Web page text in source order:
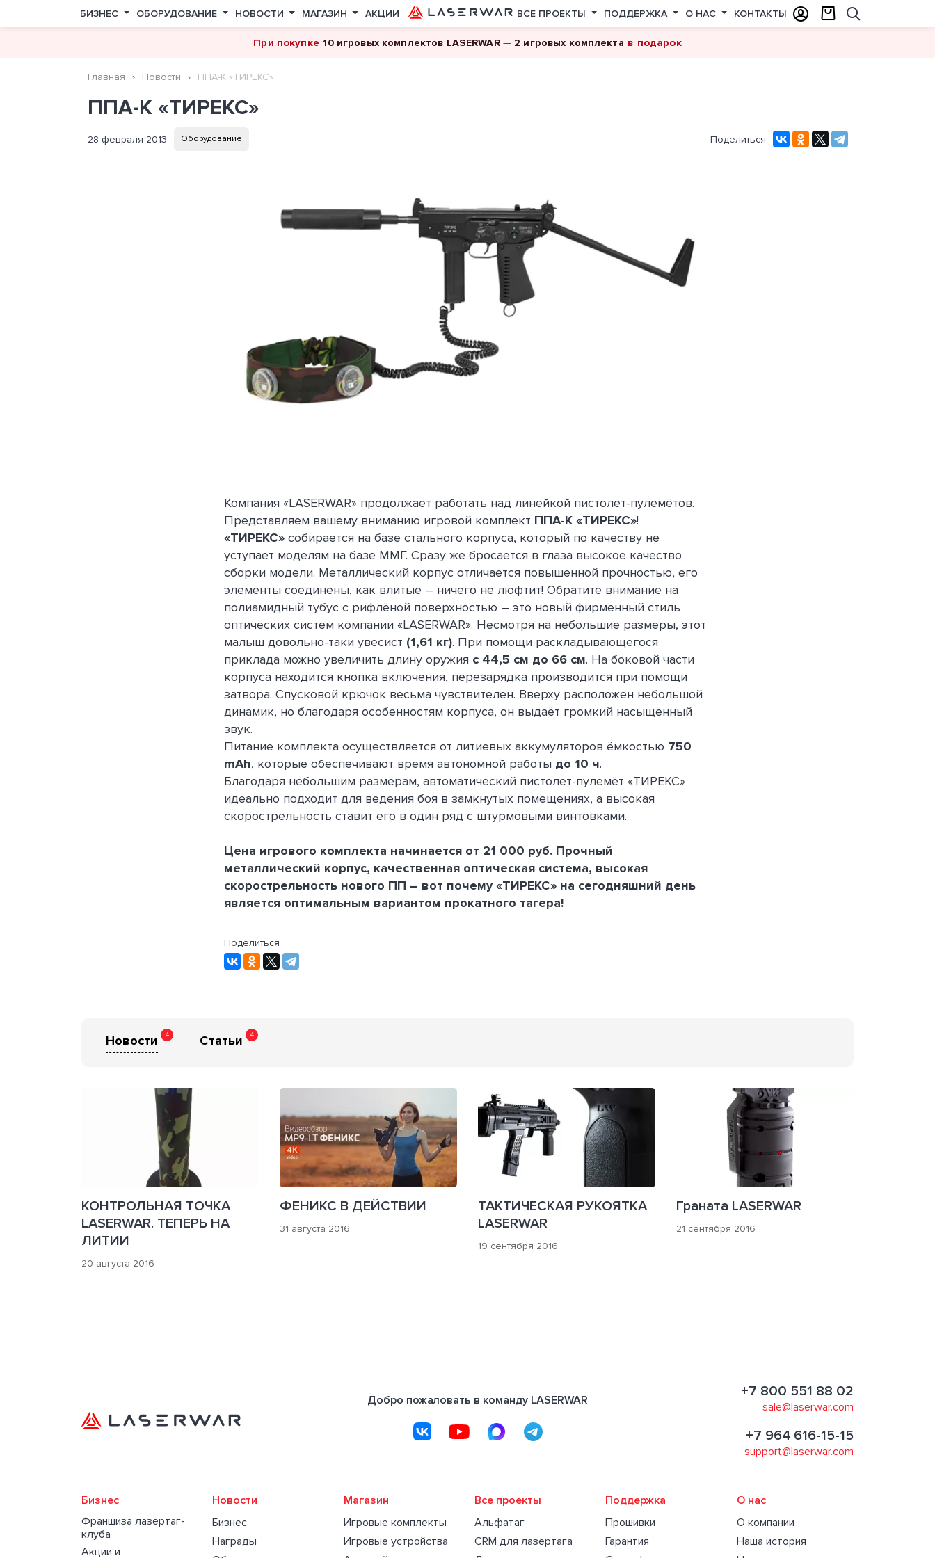
БИЗНЕС ОБОРУДОВАНИЕ НОВОСТИ МАГАЗИН АКЦИИ ВСЕ ПРОЕКТЫ ПОДДЕРЖКА О НАС КОНТАКТЫ
При покупке 10 игровых комплектов LASERWAR— 2 игровых комплекта в подарок
Главная Новости ППА-К «ТИРЕКС»
ППА-К «ТИРЕКС»
28 февраля 2013 Оборудование Поделиться
Компания «LASERWAR» продолжает работать над линейкой пистолет-пулемётов.
Представляем вашему вниманию игровой комплект ППА-К «ТИРЕКС»!
«ТИРЕКС» собирается на базе стального корпуса, который по качеству не
уступает моделям на базе ММГ. Сразу же бросается в глаза высокое качество
сборки модели. Металлический корпус отличается повышенной прочностью, его
элементы соединены, как влитые – ничего не люфтит! Обратите внимание на
полиамидный тубус с рифлёной поверхностью – это новый фирменный стиль
оптических систем компании «LASERWAR». Несмотря на небольшие размеры, этот
малыш довольно-таки увесист (1,61 кг). При помощи раскладывающегося
приклада можно увеличить длину оружия с 44,5 см до 66 см. На боковой части
корпуса находится кнопка включения, перезарядка производится при помощи
затвора. Спусковой крючок весьма чувствителен. Вверху расположен небольшой
динамик, но благодаря особенностям корпуса, он выдаёт громкий насыщенный
звук.
Питание комплекта осуществляется от литиевых аккумуляторов ёмкостью 750
mAh, которые обеспечивают время автономной работы до 10 ч.
Благодаря небольшим размерам, автоматический пистолет-пулемёт «ТИРЕКС»
идеально подходит для ведения боя в замкнутых помещениях, а высокая
скорострельность ставит его в один ряд с штурмовыми винтовками.
Цена игрового комплекта начинается от 21 000 руб. Прочный
металлический корпус, качественная оптическая система, высокая
скорострельность нового ПП – вот почему «ТИРЕКС» на сегодняшний день
является оптимальным вариантом прокатного тагера!
Поделиться
Новости 4 Статьи 4
КОНТРОЛЬНАЯ ТОЧКА
LASERWAR. ТЕПЕРЬ НА
ЛИТИИ
20 августа 2016
ФЕНИКС В ДЕЙСТВИИ
31 августа 2016
ТАКТИЧЕСКАЯ РУКОЯТКА
LASERWAR
19 сентября 2016
Граната LASERWAR
21 сентября 2016
Добро пожаловать в команду LASERWAR
+7 800 551 88 02
sale@laserwar.com
+7 964 616-15-15
support@laserwar.com
Бизнес
Франшиза лазертаг-
клуба
Акции и
Новости
Бизнес
Награды
Магазин
Игровые комплекты
Игровые устройства
Все проекты
Альфатаг
CRM для лазертага
Поддержка
Прошивки
Гарантия
О нас
О компании
Наша история